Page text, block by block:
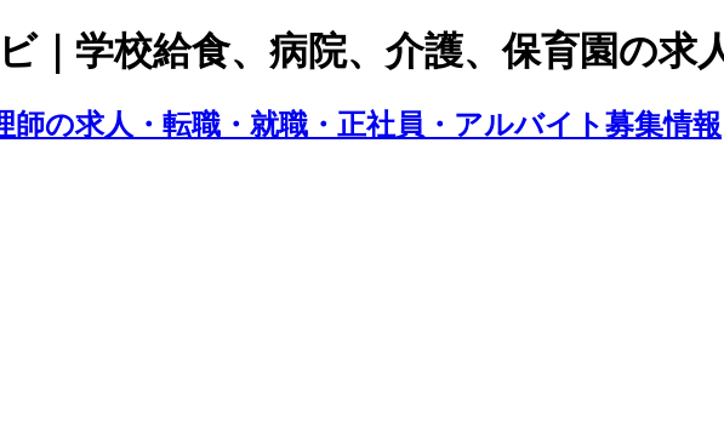
｜学校給食、病院、介護、保育園の求